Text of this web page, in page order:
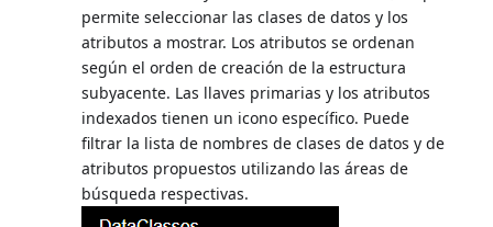
permite seleccionar las clases de datos y los
atributos a mostrar. Los atributos se ordenan
según el orden de creación de la estructura
subyacente. Las llaves primarias y los atributos
indexados tienen un icono específico. Puede
filtrar la lista de nombres de clases de datos y de
atributos propuestos utilizando las áreas de
búsqueda respectivas.